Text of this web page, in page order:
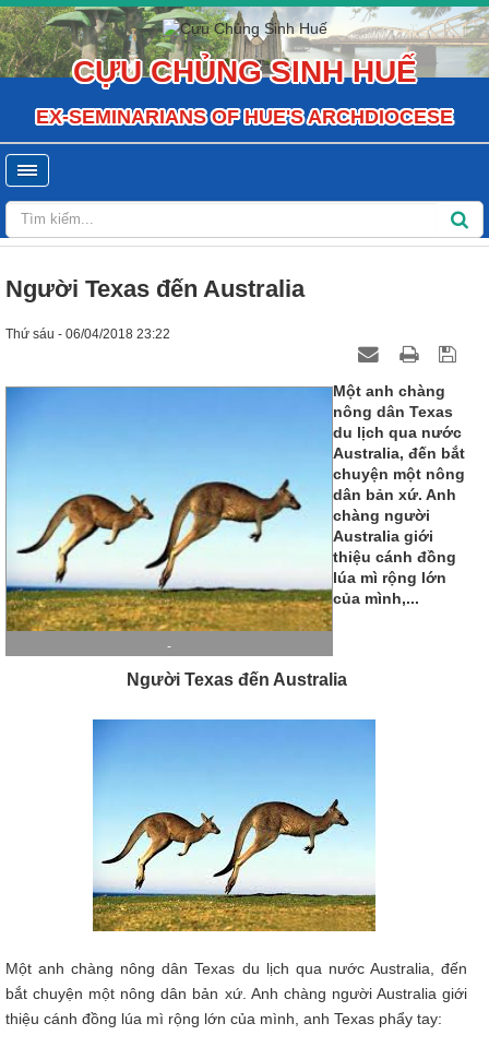
CỰU CHỦNG SINH HUẾ
EX-SEMINARIANS OF HUE'S ARCHDIOCESE
Người Texas đến Australia
Thứ sáu - 06/04/2018 23:22
-
Một anh chàng
nông dân Texas
du lịch qua nước
Australia, đến bắt
chuyện một nông
dân bản xứ. Anh
chàng người
Australia giới
thiệu cánh đồng
lúa mì rộng lớn
của mình,...
Người Texas đến Australia
Một anh chàng nông dân Texas du lịch qua nước Australia, đến
bắt chuyện một nông dân bản xứ. Anh chàng người Australia giới
thiệu cánh đồng lúa mì rộng lớn của mình, anh Texas phẩy tay: